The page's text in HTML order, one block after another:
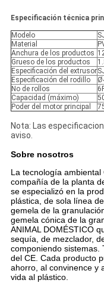
Especificación técnica
Modelo
Material
Anchura de los productos
Grueso de los productos
Especificación del extrusor
Especificación del rodillo
No de rollos
Capacidad (máximo)
Poder del motor principal
Nota: Las
aviso.
Sobre nosotros
La tecnología
compañía de la planta
se especializó en la
plástica, de sola línea
gemela de la
gemela cónica de la
ANIMAL DOMÉSTICO
sequía, de mezclador,
componiendo sistemas.
del CE. Cada producto
ahorro, al convinence y
vida al plástico.